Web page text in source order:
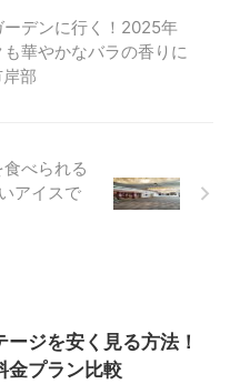
デンに行く！2025年
華やかなバラの香りに
部
べられる
アイスで
ジを安く見る方法！
金プラン比較